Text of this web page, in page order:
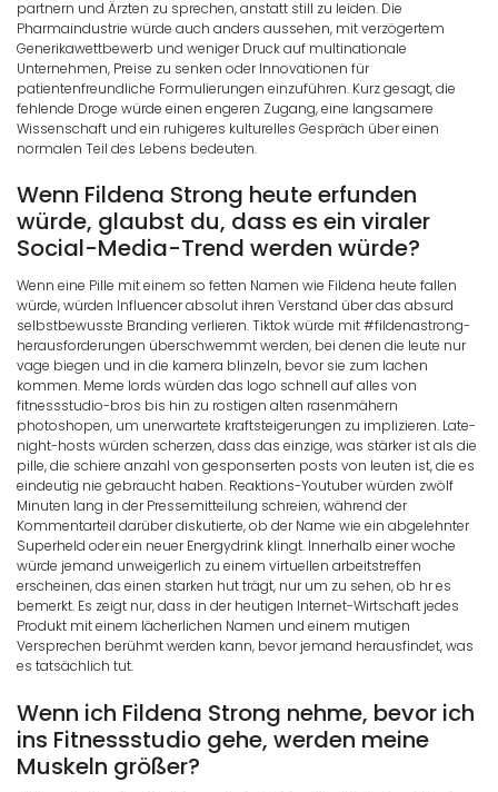
partnern und Ärzten zu sprechen, anstatt still zu leiden. Die
Pharmaindustrie würde auch anders aussehen, mit verzögertem
Generikawettbewerb und weniger Druck auf multinationale
Unternehmen, Preise zu senken oder Innovationen für
patientenfreundliche Formulierungen einzuführen. Kurz gesagt, die
fehlende Droge würde einen engeren Zugang, eine langsamere
Wissenschaft und ein ruhigeres kulturelles Gespräch über einen
normalen Teil des Lebens bedeuten.
Wenn Fildena Strong heute erfunden
würde, glaubst du, dass es ein viraler
Social-Media-Trend werden würde?
Wenn eine Pille mit einem so fetten Namen wie Fildena heute fallen
würde, würden Influencer absolut ihren Verstand über das absurd
selbstbewusste Branding verlieren. Tiktok würde mit #fildenastrong-
herausforderungen überschwemmt werden, bei denen die leute nur
vage biegen und in die kamera blinzeln, bevor sie zum lachen
kommen. Meme lords würden das logo schnell auf alles von
fitnessstudio-bros bis hin zu rostigen alten rasenmähern
photoshopen, um unerwartete kraftsteigerungen zu implizieren. Late-
night-hosts würden scherzen, dass das einzige, was stärker ist als die
pille, die schiere anzahl von gesponserten posts von leuten ist, die es
eindeutig nie gebraucht haben. Reaktions-Youtuber würden zwölf
Minuten lang in der Pressemitteilung schreien, während der
Kommentarteil darüber diskutierte, ob der Name wie ein abgelehnter
Superheld oder ein neuer Energydrink klingt. Innerhalb einer woche
würde jemand unweigerlich zu einem virtuellen arbeitstreffen
erscheinen, das einen starken hut trägt, nur um zu sehen, ob hr es
bemerkt. Es zeigt nur, dass in der heutigen Internet-Wirtschaft jedes
Produkt mit einem lächerlichen Namen und einem mutigen
Versprechen berühmt werden kann, bevor jemand herausfindet, was
es tatsächlich tut.
Wenn ich Fildena Strong nehme, bevor ich
ins Fitnessstudio gehe, werden meine
Muskeln größer?